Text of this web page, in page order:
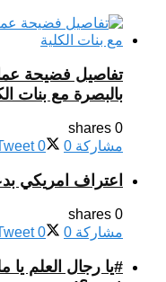
تفاصيل فضيحة
بالبصرة مع بنات
0 shares
مشاركة 0
0
اعتراف امريكي
0 shares
مشاركة 0
0
#يا رجال العلم يا